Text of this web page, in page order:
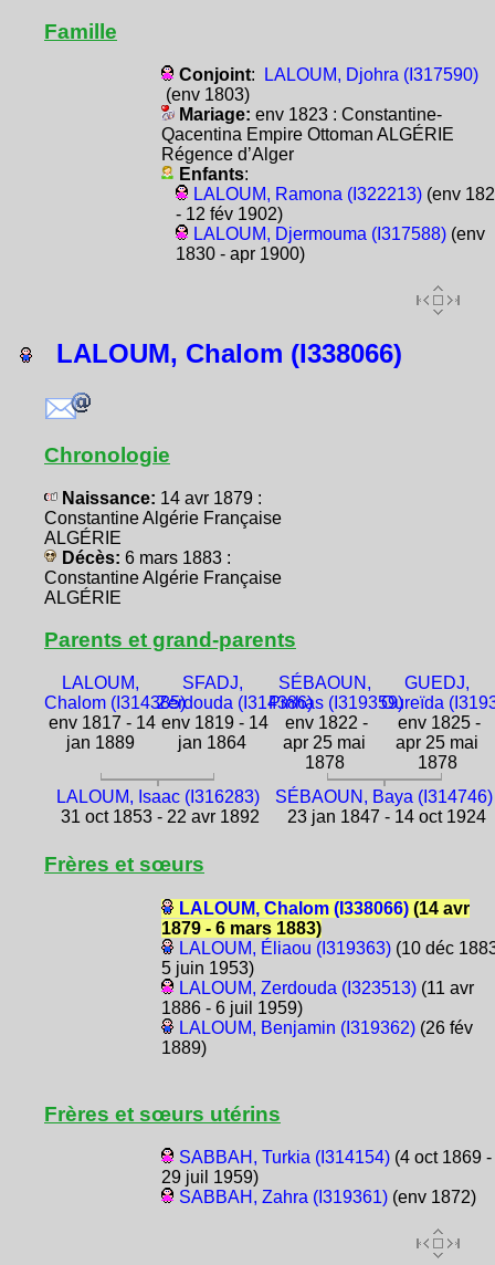
Famille
Conjoint:
LALOUM, Djohra (I317590)
(env 1803)
Mariage: env 1823 : Constantine-
Qacentina Empire Ottoman ALGÉRIE
Régence d’Alger
Enfants:
LALOUM, Ramona (I322213)(env
- 12 fév 1902)
LALOUM, Djermouma (I317588)(env
1830 - apr 1900)
LALOUM, Chalom (I338066)
Chronologie
Naissance: 14 avr 1879 :
Constantine Algérie Française
ALGÉRIE
Décès: 6 mars 1883 :
Constantine Algérie Française
ALGÉRIE
Parents et grand-parents
LALOUM,
Chalom (I314385)
env 1817 - 14
jan 1889
SFADJ,
Zerdouda (I314386)
env 1819 - 14
jan 1864
SÉBAOUN,
Pinhas (I319359)
env 1822 -
apr 25 mai
1878
GUEDJ,
Oureïda
env 1825 -
apr 25 mai
1878
LALOUM, Isaac (I316283)
31 oct 1853 - 22 avr 1892
SÉBAOUN, Baya (I314746)
23 jan 1847 - 14 oct 1924
Frères et sœurs
LALOUM, Chalom (I338066)(14 avr
1879 - 6 mars 1883)
LALOUM, Éliaou (I319363)(10 déc
5 juin 1953)
LALOUM, Zerdouda (I323513)(11 avr
1886 - 6 juil 1959)
LALOUM, Benjamin (I319362)(26 fév
1889)
Frères et sœurs utérins
SABBAH, Turkia (I314154)(4 oct 1869 -
29 juil 1959)
SABBAH, Zahra (I319361)(env 1872)